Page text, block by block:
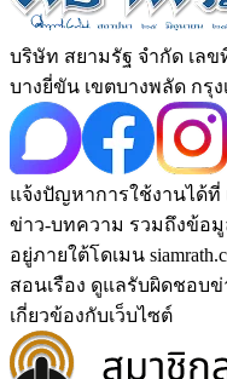
บริษัท สยามรัฐ จำกัด เ
บางยี่ขัน เขตบางพลัด กรุ
แจ้งปัญหาการใช้งานได้
ข่าว-บทความ รวมถึงข้อมู
อยู่ภายใต้โดเมน
สอนเรือง ดูแลรับผิดชอบ
เกี่ยวข้องกับเว็บไซต์